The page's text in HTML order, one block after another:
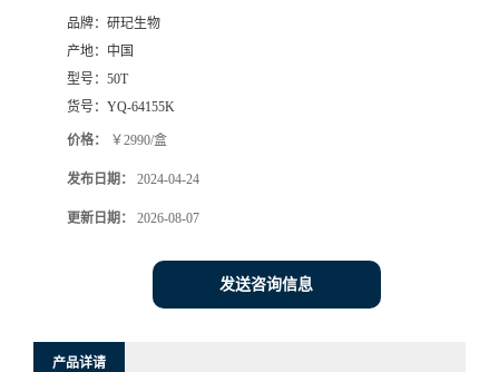
品牌： 研玘生物
产地： 中国
型号： 50T
货号： YQ-64155K
价格： ￥2990/盒
发布日期： 2024-04-24
更新日期： 2026-08-07
发送咨询信息
产品详请